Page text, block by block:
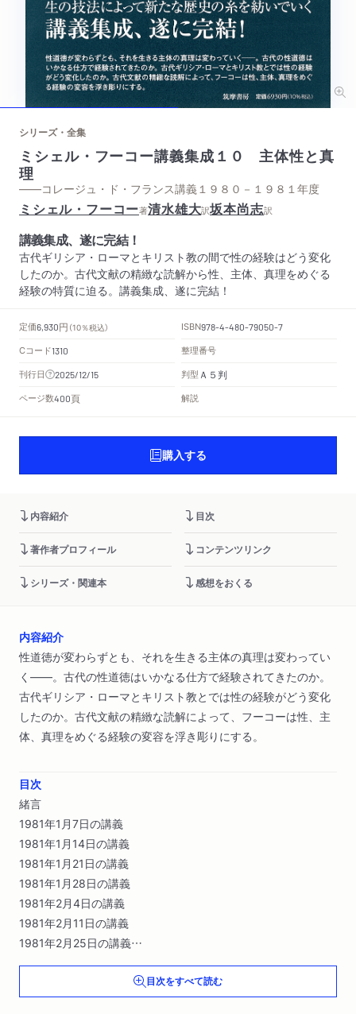
シリーズ・全集
ミシェル・フーコー講義集成１０ 主体性と真
理
——コレージュ・ド・フランス講義１９８０－１９８１年度
ミシェル・フーコー著清水雄大訳坂本尚志訳
講義集成、遂に完結！
古代ギリシア・ローマとキリスト教の間で性の経験はどう変化
したのか。古代文献の精緻な読解から性、主体、真理をめぐる
経験の特質に迫る。講義集成、遂に完結！
定価6,930円 （10％税込） ISBN978-4-480-79050-7
Cコード1310
整理番号
刊行日
2025/12/15 判型Ａ５判
ページ数400頁 解説
購入する
内容紹介 目次
著作者プロフィール コンテンツリンク
シリーズ・関連本 感想をおくる
内容紹介
性道徳が変わらずとも、それを生きる主体の真理は変わってい
く――。古代の性道徳はいかなる仕方で経験されてきたのか。
古代ギリシア・ローマとキリスト教とでは性の経験がどう変化
したのか。古代文献の精緻な読解によって、フーコーは性、主
体、真理をめぐる経験の変容を浮き彫りにする。
目次
緒言
1981年1月7日の講義
1981年1月14日の講義
1981年1月21日の講義
1981年1月28日の講義
1981年2月4日の講義
1981年2月11日の講義
1981年2月25日の講義
1981年3月4日の講義
1981年3月18日の講義
目次をすべて読む